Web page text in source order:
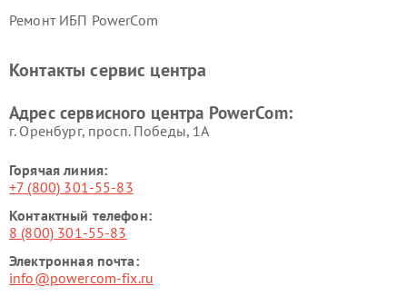
Ремонт ИБП PowerCom
Контакты сервис центра
Адрес сервисного центра PowerCom:
г. Оренбург, просп. Победы, 1А
Горячая линия:
+7 (800) 301-55-83
Контактный телефон:
8 (800) 301-55-83
Электронная почта:
info@powercom-fix.ru